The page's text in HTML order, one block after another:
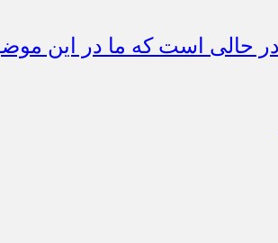
حالی است که ما در این